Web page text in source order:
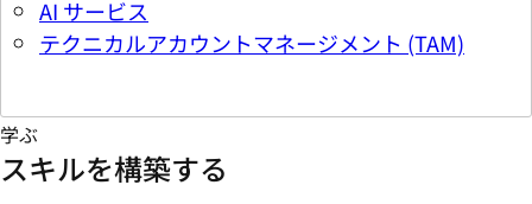
AI サービス
テクニカルアカウントマネージメント (TAM)
学ぶ
スキルを構築する